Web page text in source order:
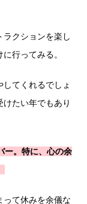
クションを楽し
行ってみる。
てくれるでしょ
たい年でもあり
ー。特に、心の余
って休みを余儀な